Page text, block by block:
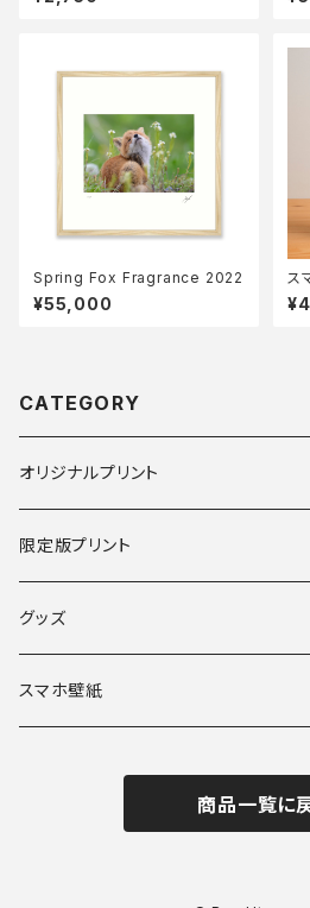
Spring Fox Fragrance 2022
¥55,000
ス
s
CATEGORY
オリジナルプリント
限定版プリント
グッズ
スマホ壁紙
商品一覧に